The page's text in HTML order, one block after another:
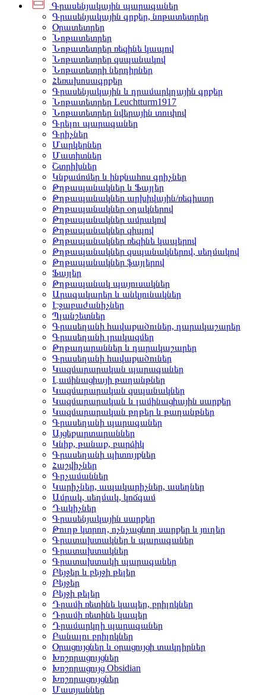
Գրասենյակային պարագաներ
Գրասենյակային գրքեր, նոթատետրեր
Օրատետրեր
Նոթատետրեր
Նոթատետրեր ռեզինե կապով
Նոթատետրեր զսպանակով
Նոթատետրի ներդիրներ
Հեռախոսագրքեր
Գրասենյակային և դրամարկղային գրքեր
Նոթատետրեր Leuchtturm1917
Նոթատետրեր նվերային տուփով
Գրելու պարագաներ
Գրիչներ
Մարկերներ
Մատիտներ
Շտրիխներ
Կնքամոմեր և ինքնահոս գրիչներ
Թղթապանակներ և Ֆայլեր
Թղթապանակներ արխիվային/ռեգիստր
Թղթապանակներ օղակներով
Թղթապանակներ ամրակով
Թղթապանակներ զիպով
Թղթապանակներ ռեզինե կապերով
Թղթապանակներ զսպանակներով, սեղմակով
Թղթապանակներ ֆայլերով
Ֆայլեր
Թղթապանակ պայուսակներ
Արագակարեր և անկյունակներ
Էջաբաժանիչներ
Պլանշետներ
Գրասեղանի հավաքածուներ, դարակաշարեր
Գրասեղանի լրակազմեր
Թղթադարաններ և դարակաշարեր
Գրասեղանի հավաքածուներ
Կազմարարական պարագաներ
Լամինացիայի թաղանթներ
Կազմարարական զսպանակներ
Կազմարարական և լամինացիային սարքեր
Կազմարարական թղթեր և թաղանթներ
Գրասեղանի պարագաներ
Այցեքարտարաններ
Կնիք, թանաք, բարձիկ
Գրասեղանի պիտույքներ
Հաշվիչներ
Գրչամաններ
Կարիչներ, ապակարիչներ, ասեղներ
Ամրակ, սեղմակ, կոճգամ
Դակիչներ
Գրասենյակային սարքեր
Թուղթ կտրող, ոչնչացնող սարքեր և յուղեր
Գրատախտակներ և պարագաներ
Գրատախտակներ
Գրատախտակի պարագաներ
Բեյջեր և բեյջի թելեր
Բեյջեր
Բեյջի թելեր
Դրամի ռետինե կապեր, բրիլոկներ
Դրամի ռետինե կապեր
Դրամարկղի պարագաներ
Բանալու բրիլոկներ
Օրացույցներ և օրացույցի տակդիրներ
Խոշորացույցներ
Խոշորացույց Obsidian
Խոշորացույցներ
Մատյաններ